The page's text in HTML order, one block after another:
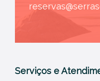
Serviços e